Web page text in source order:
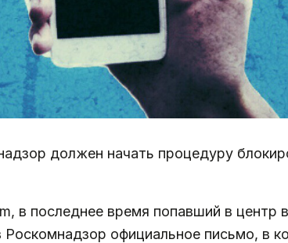
должен начать процедуру
в последнее время попавший в центр
Роскомнадзор официальное письмо, в